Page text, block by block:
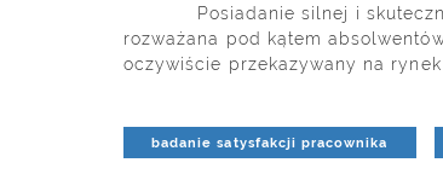
Posiadanie silnej i skutecznej
rozważana pod kątem
oczywiście przekazywany na
badanie satysfakcji pracownika